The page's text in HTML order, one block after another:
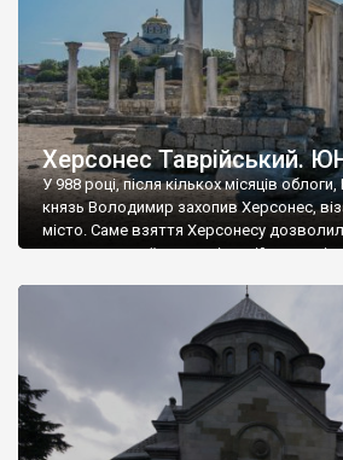
Херсонес Таврійський.
У 988 році, після кількох місяців
князь Володимир захопив Херсонес,
місто. Саме взяття Херсонесу
диктувати свої умови візантійському
Херсонесі Володимир-язичник, став
А потім було Хрещення Русі. На честь